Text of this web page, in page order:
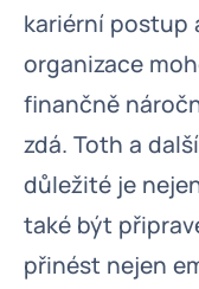
kariérní postup
organizace
finančně
zdá. Toth a
důležité je
také být
přinést nejen